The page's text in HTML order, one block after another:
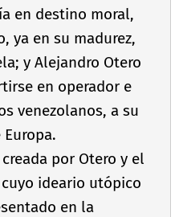
en destino moral,
ya en su madurez,
y Alejandro Otero
en operador e
venezolanos, a su
por Otero y el
ideario utópico
en la